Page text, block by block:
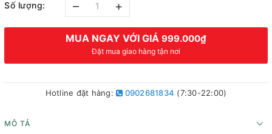
Số lượng: – +
MUA NGAY VỚI GIÁ 999.000₫
Đặt mua giao hàng tận nơi
Hotline đặt hàng: 0902681834 (7:30-22:00)
MÔ TẢ